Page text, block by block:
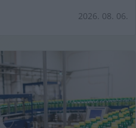
2026. 08. 06.